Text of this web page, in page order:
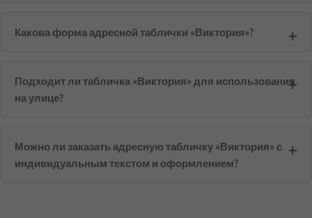
Какова форма адресной таблички «Виктория»?
Подходит ли табличка «Виктория» для использования
на улице?
Можно ли заказать адресную табличку «Виктория» с
индивидуальным текстом и оформлением?